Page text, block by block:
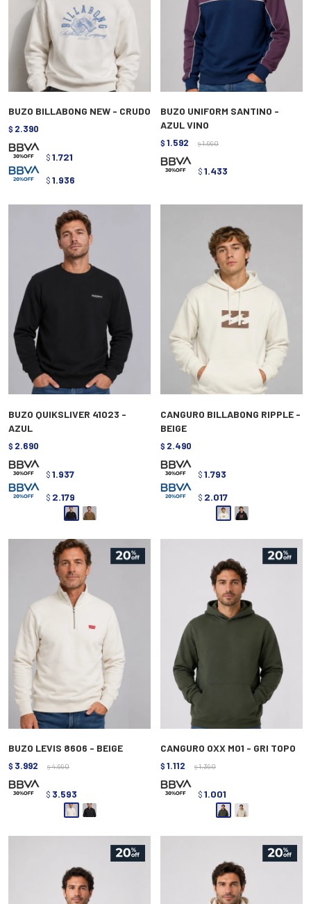
BUZO BILLABONG NEW - CRUDO
$ 2.390
$ 1.721
$ 1.936
BUZO UNIFORM SANTINO -
AZUL VINO
$ 1.592 $ 1.990
$ 1.433
BUZO QUIKSLIVER 41023 -
AZUL
$ 2.690
$ 1.937
$ 2.179
CANGURO BILLABONG RIPPLE -
BEIGE
$ 2.490
$ 1.793
$ 2.017
BUZO LEVIS 8606 - BEIGE
$ 3.992 $ 4.990
$ 3.593
CANGURO OXX M01 - GRI TOPO
$ 1.112 $ 1.390
$ 1.001